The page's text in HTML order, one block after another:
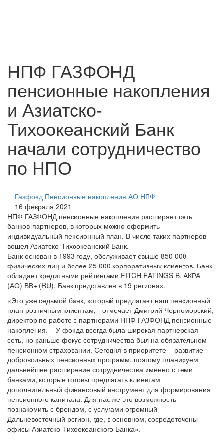
НПФ ГАЗФОНД
пенсионные накопления
и Азиатско-
Тихоокеанский Банк
начали сотрудничество
по НПО
Газфонд Пенсионные накопления АО НПФ
16 февраля 2021
НПФ ГАЗФОНД пенсионные накопления расширяет сеть
банков-партнеров, в которых можно оформить
индивидуальный пенсионный план. В число таких партнеров
вошел Азиатско-Тихоокеанский Банк.
Банк основан в 1993 году, обслуживает свыше 850 000
физических лиц и более 25 000 корпоративных клиентов. Банк
обладает кредитными рейтингами FITCH RATINGS B, АКРА
(АО) ВВ+ (RU). Банк представлен в 19 регионах.
«Это уже седьмой банк, который предлагает наш пенсионный
план розничным клиентам, - отмечает Дмитрий Черноморский,
директор по работе с партнерами НПФ ГАЗФОНД пенсионные
накопления. – У фонда всегда была широкая партнерская
сеть, но раньше фокус сотрудничества был на обязательном
пенсионном страховании. Сегодня в приоритете – развитие
добровольных пенсионных программ, поэтому планируем
дальнейшее расширение сотрудничества именно с теми
банками, которые готовы предлагать клиентам
дополнительный финансовый инструмент для формирования
пенсионного капитала. Для нас же это возможность
познакомить с брендом, с услугами огромный
Дальневосточный регион, где, в основном, сосредоточены
офисы Азиатско-Тихоокеанского Банка».